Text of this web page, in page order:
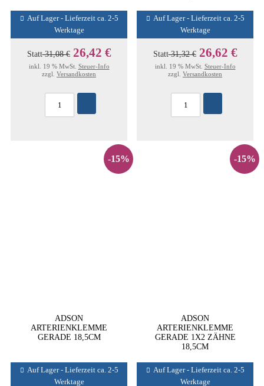
Auf Lager - Lieferzeit ca. 2-5
Werktage
Statt31,08 € 26,42 €
inkl. 19 % MwSt. Steuer-Info
zzgl. Versandkosten
Auf Lager - Lieferzeit ca. 2-5
Werktage
Statt31,32 € 26,62 €
inkl. 19 % MwSt. Steuer-Info
zzgl. Versandkosten
-15%
ADSON
ARTERIENKLEMME
GERADE 18,5CM
Auf Lager - Lieferzeit ca. 2-5
Werktage
-15%
ADSON
ARTERIENKLEMME
GERADE 1X2 ZÄHNE
18,5CM
Auf Lager - Lieferzeit ca. 2-5
Werktage